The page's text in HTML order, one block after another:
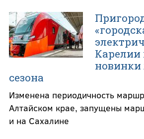
Карелии
новинки
сезона
Изменена периодичность
Алтайском крае, запущены
и на Сахалине